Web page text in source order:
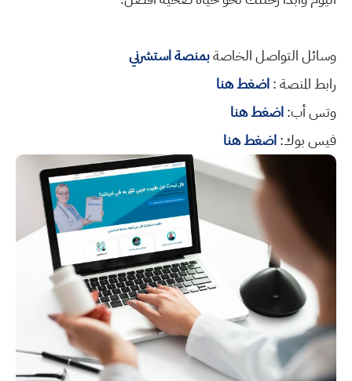
وسائل التواصل الخاصةبمنصة استشرني
رابط المنصة :اضغط هنا
وتس أب:اضغط هنا
فيس بوك:اضغط هنا